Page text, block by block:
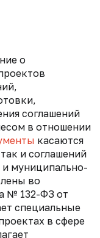
о
соглашений
в отношении
касаются
и соглашений
муниципально-
во
№ 132-ФЗ от
специальные
в сфере